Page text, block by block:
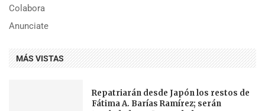
Colabora
Anunciate
MÁS VISTAS
Repatriarán desde Japón los restos de
Fátima A. Barías Ramírez; serán